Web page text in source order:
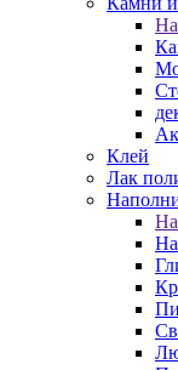
Клей
Лак